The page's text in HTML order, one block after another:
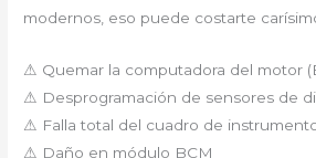
modernos, eso puede costarte
⚠ Quemar la computadora del motor
⚠ Desprogramación de sensores de
⚠ Falla total del cuadro de
⚠ Daño en módulo BCM